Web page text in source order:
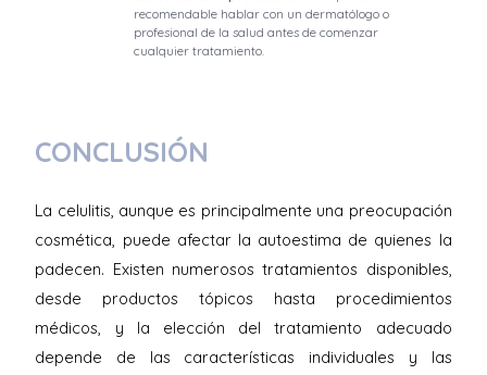
recomendable hablar con un dermatólogo o
profesional de la salud antes de comenzar
cualquier tratamiento.
CONCLUSIÓN
La celulitis, aunque es principalmente una preocupación
cosmética, puede afectar la autoestima de quienes la
padecen. Existen numerosos tratamientos disponibles,
desde productos tópicos hasta procedimientos
médicos, y la elección del tratamiento adecuado
depende de las características individuales y las